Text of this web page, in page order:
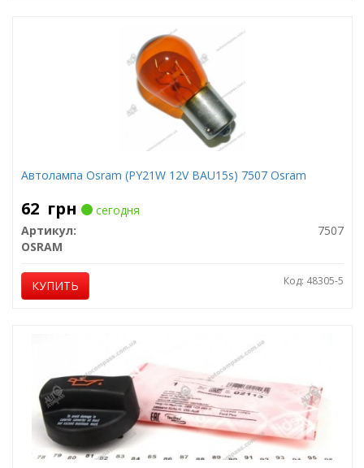
Автолампа Osram (PY21W 12V BAU15s) 7507 Osram
62 грн
сегодня
Артикул:
7507
OSRAM
КУПИТЬ Код: 48305-5